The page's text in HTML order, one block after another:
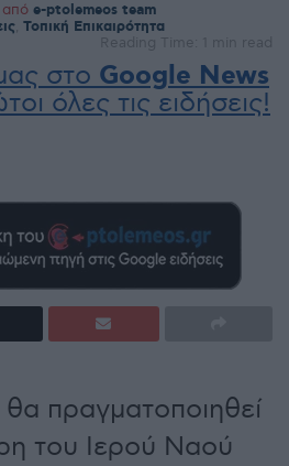
από e-ptolemeos team
Τοπική Επικαιρότητα
Reading Time: 1 min read
στο Google News
όλες τις ειδήσεις!
πραγματοποιηθεί
του Ιερού Ναού